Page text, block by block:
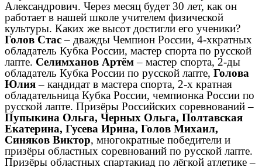
Александрович. Через месяц будет 30 лет, как он
работает в нашей школе учителем физической
культуры. Каких же высот достигли его ученики?
Голов Стас– дважды Чемпион России, 4-хкратных
обладатель Кубка России, мастер спорта по русской
лапте. Селимханов Артём– мастер спорта, 2-ды
обладатель Кубка России по русской лапте, Голова
Юлия– кандидат в мастера спорта, 2-х кратная
обладательница Кубка России, чемпионка России по
русской лапте. Призёры Российских соревнований –
Пупыкина Ольга, Черных Ольга, Полтавская
Екатерина, Гусева Ирина, Голов Михаил,
Синяков Виктор, многократные победители и
призёры областных соревнований по русской лапте.
Призёры областных спартакиад по лёгкой атлетике –